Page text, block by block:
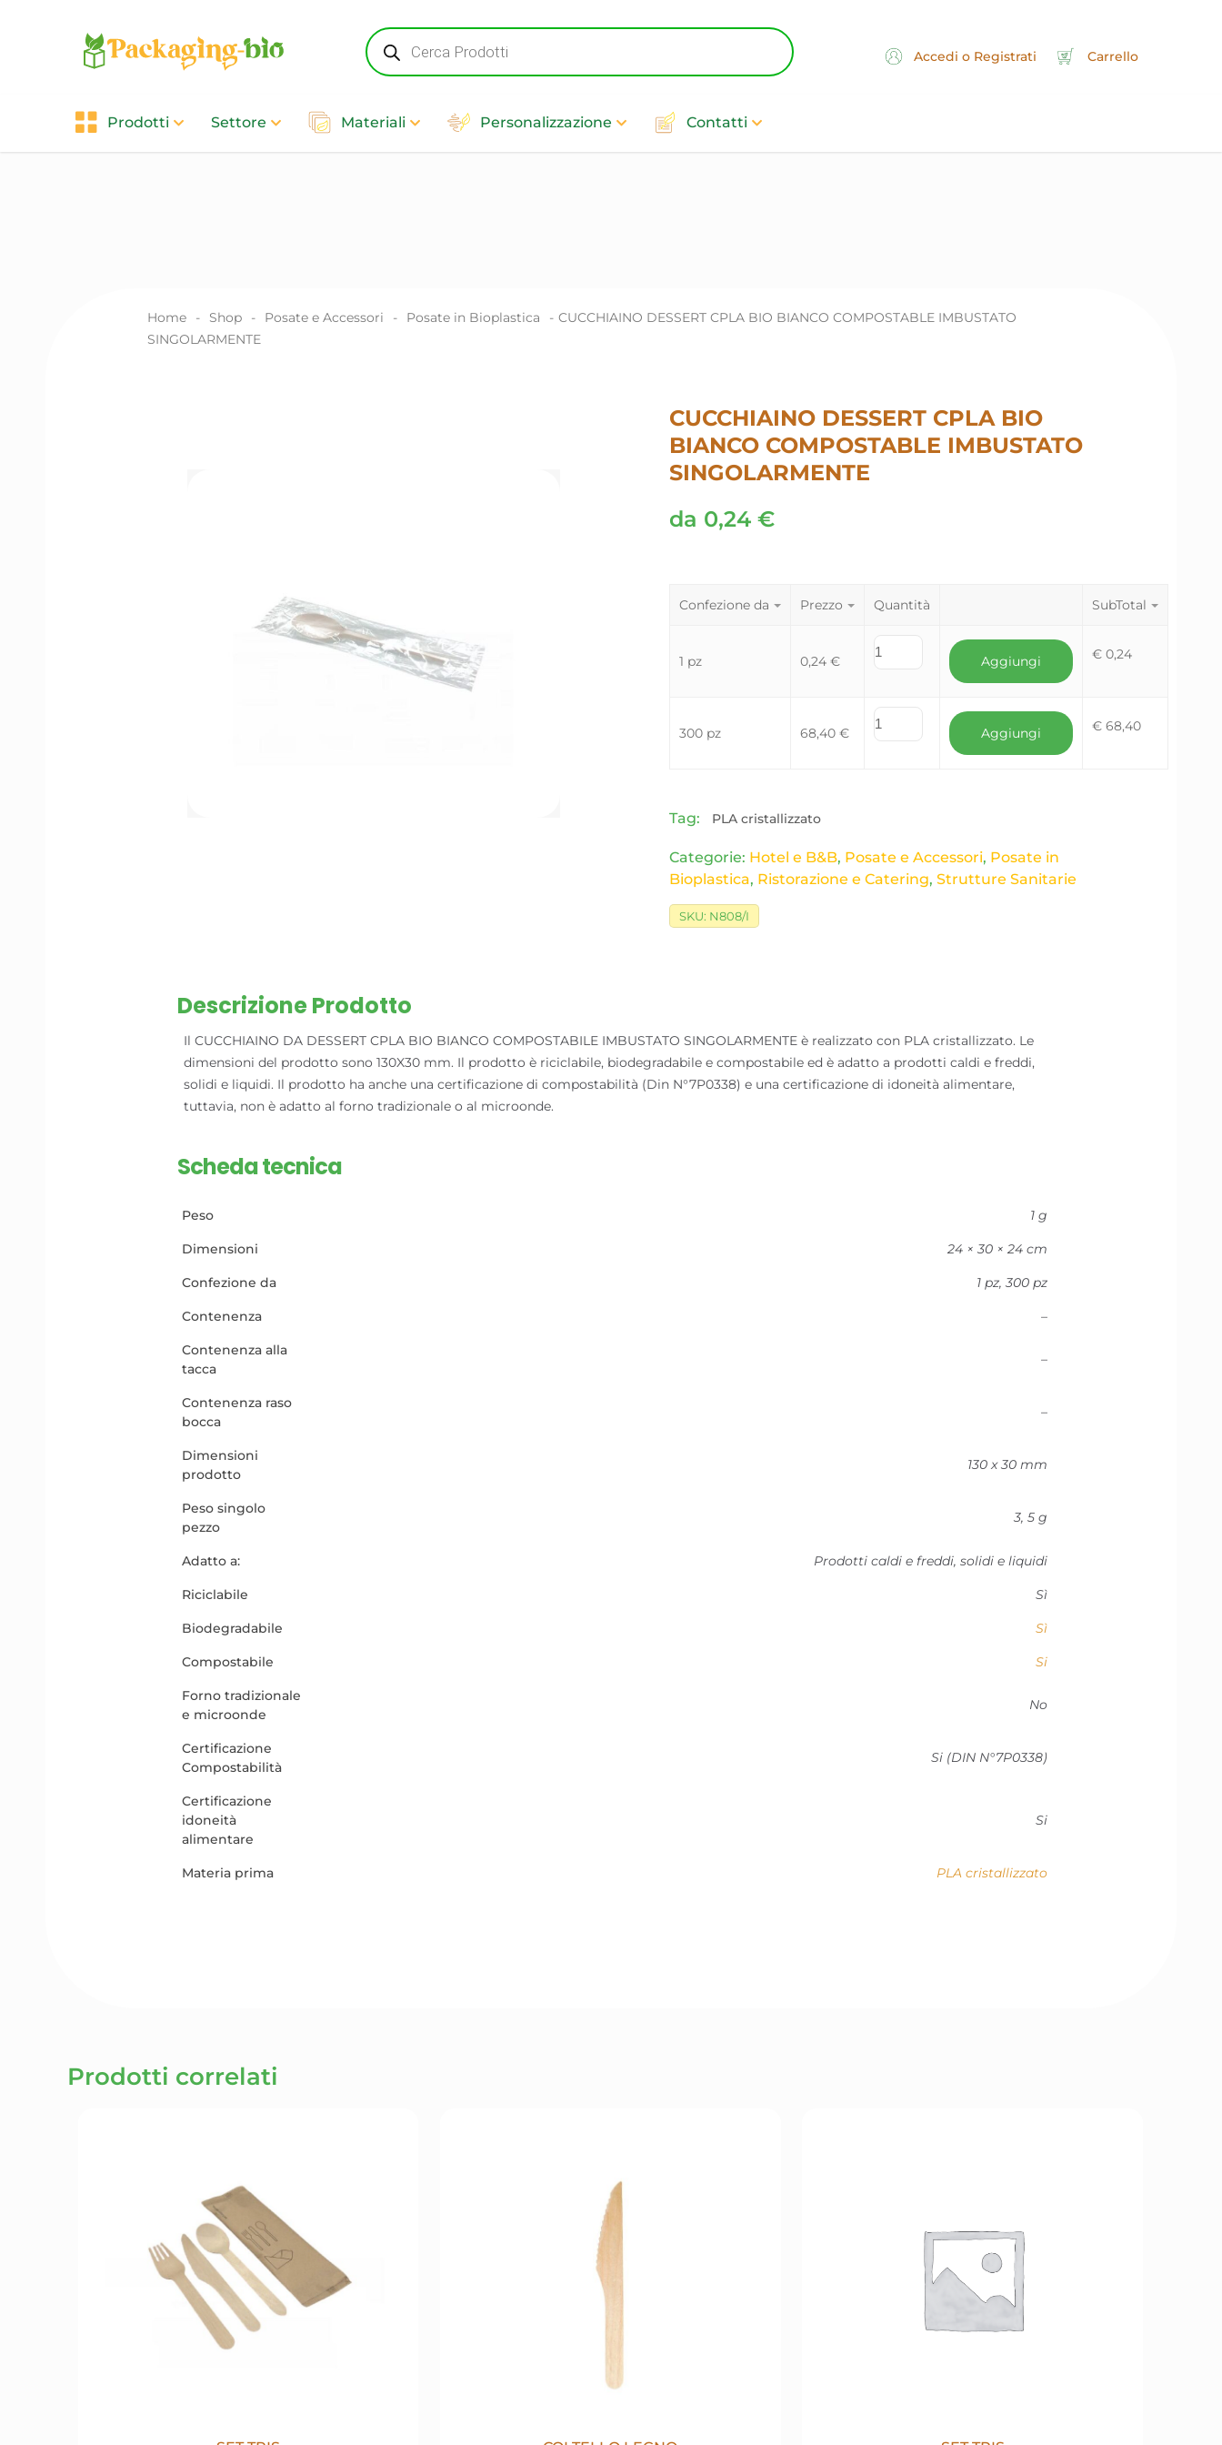
Products
search
Accedi o Registrati Carrello
Prodotti Settore Materiali Personalizzazione Contatti
Home - Shop - Posate e Accessori - Posate in Bioplastica - CUCCHIAINO DESSERT CPLA BIO BIANCO COMPOSTABLE IMBUSTATO
SINGOLARMENTE
CUCCHIAINO DESSERT CPLA BIO
BIANCO COMPOSTABLE IMBUSTATO
SINGOLARMENTE
da 0,24€
Confezione da Prezzo Quantità SubTotal
1 pz 0,24€ Aggiungi €0,24
300 pz 68,40€ Aggiungi €68,40
Tag: PLA cristallizzato
Categorie: Hotel e B&B, Posate e Accessori, Posate in
Bioplastica, Ristorazione e Catering,Strutture Sanitarie
SKU: N808/I
Descrizione Prodotto
Il CUCCHIAINO DA DESSERT CPLA BIO BIANCO COMPOSTABILE IMBUSTATO SINGOLARMENTE è realizzato con PLA cristallizzato. Le
dimensioni del prodotto sono 130X30 mm. Il prodotto è riciclabile, biodegradabile e compostabile ed è adatto a prodotti caldi e freddi,
solidi e liquidi. Il prodotto ha anche una certificazione di compostabilità (Din N°7P0338) e una certificazione di idoneità alimentare,
tuttavia, non è adatto al forno tradizionale o al microonde.
Scheda tecnica
Peso 1 g
Dimensioni 24 × 30 × 24 cm
Confezione da 1 pz, 300 pz
Contenenza –
Contenenza alla
tacca
–
Contenenza raso
bocca
–
Dimensioni
prodotto
130 x 30 mm
Peso singolo
pezzo
3, 5 g
Adatto a: Prodotti caldi e freddi, solidi e liquidi
Riciclabile Sì
Biodegradabile Sì
Compostabile Si
Forno tradizionale
e microonde
No
Certificazione
Compostabilità
Si (DIN N°7P0338)
Certificazione
idoneità
alimentare
Si
Materia prima PLA cristallizzato
Prodotti correlati